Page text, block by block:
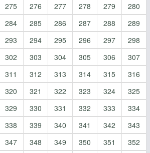
275 276 277 278 279
280
284 285 286 287 288
289
293 294 295 296 297
298
302 303 304 305 306
307
311 312 313 314 315
316
320 321 322 323 324
325
329 330 331 332 333
334
338 339 340 341 342
343
347 348 349 350 351
352